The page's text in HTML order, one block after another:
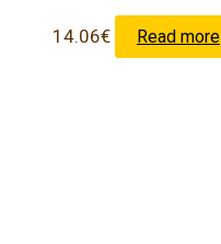
14.06€ Read more